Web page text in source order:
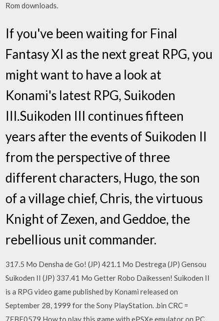
Rom downloads.
If you've been waiting for Final
Fantasy XI as the next great RPG, you
might want to have a look at
Konami's latest RPG, Suikoden
III.Suikoden III continues fifteen
years after the events of Suikoden II
from the perspective of three
different characters, Hugo, the son
of a village chief, Chris, the virtuous
Knight of Zexen, and Geddoe, the
rebellious unit commander.
317.5 Mo Densha de Go! (JP) 421.1 Mo Destrega (JP) Gensou
Suikoden II (JP) 337.41 Mo Getter Robo Daikessen! Suikoden II
is a RPG video game published by Konami released on
September 28, 1999 for the Sony PlayStation. .bin CRC =
7FBE0579 How to play this game with ePSXe emulator on PC